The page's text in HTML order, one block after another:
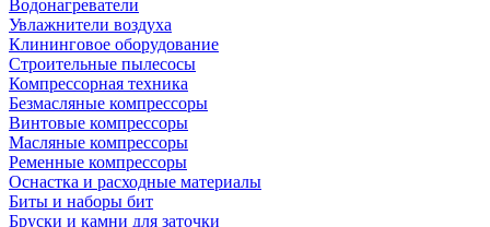
Водонагреватели
Увлажнители воздуха
Клининговое оборудование
Строительные пылесосы
Компрессорная техника
Безмасляные компрессоры
Винтовые компрессоры
Масляные компрессоры
Ременные компрессоры
Оснастка и расходные материалы
Биты и наборы бит
Бруски и камни для заточки